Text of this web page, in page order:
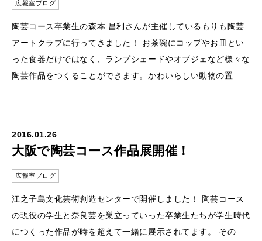
広報室ブログ
陶芸コース卒業生の森本 昌利さんが主催しているもりも陶芸
アートクラブに行ってきました！ お茶碗にコップやお皿とい
った食器だけではなく、ランプシェードやオブジェなど様々な
陶芸作品をつくることができます。かわいらしい動物の置 …
2016.01.26
大阪で陶芸コース作品展開催！
広報室ブログ
江之子島文化芸術創造センターで開催しました！ 陶芸コース
の現役の学生と奈良芸を巣立っていった卒業生たちが学生時代
につくった作品が時を超えて一緒に展示されてます。 その